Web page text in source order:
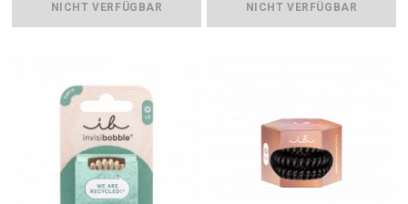
NICHT VERFÜGBAR NICHT VERFÜGBAR